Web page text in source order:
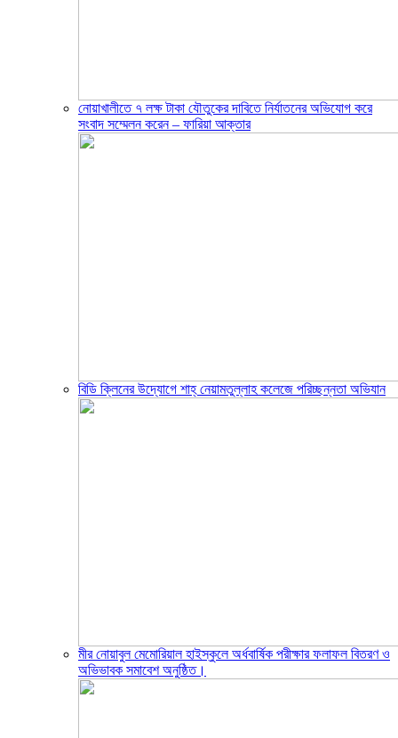
নোয়াখালীতে ৭ লক্ষ টাকা যৌতুকের দাবিতে নির্যাতনের অভিযোগ করে
সংবাদ সম্মেলন করেন – ফারিয়া আক্তার
বিডি ক্লিনের উদ্যোগে শাহ্ নেয়ামতুল্লাহ কলেজে পরিচ্ছন্নতা অভিযান
মীর নোয়াবুল মেমোরিয়াল হাইস্কুলে অর্ধবার্ষিক পরীক্ষার ফলাফল বিতরণ ও
অভিভাবক সমাবেশ অনুষ্ঠিত।